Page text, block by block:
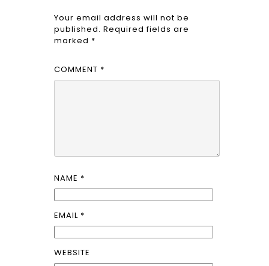
Your email address will not be
published. Required fields are
marked *
COMMENT *
NAME *
EMAIL *
WEBSITE